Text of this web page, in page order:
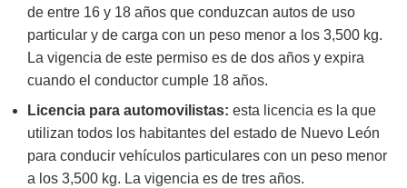
de entre 16 y 18 años que conduzcan autos de uso
particular y de carga con un peso menor a los 3,500 kg.
La vigencia de este permiso es de dos años y expira
cuando el conductor cumple 18 años.
Licencia para automovilistas: esta licencia es la que
utilizan todos los habitantes del estado de Nuevo León
para conducir vehículos particulares con un peso menor
a los 3,500 kg. La vigencia es de tres años.